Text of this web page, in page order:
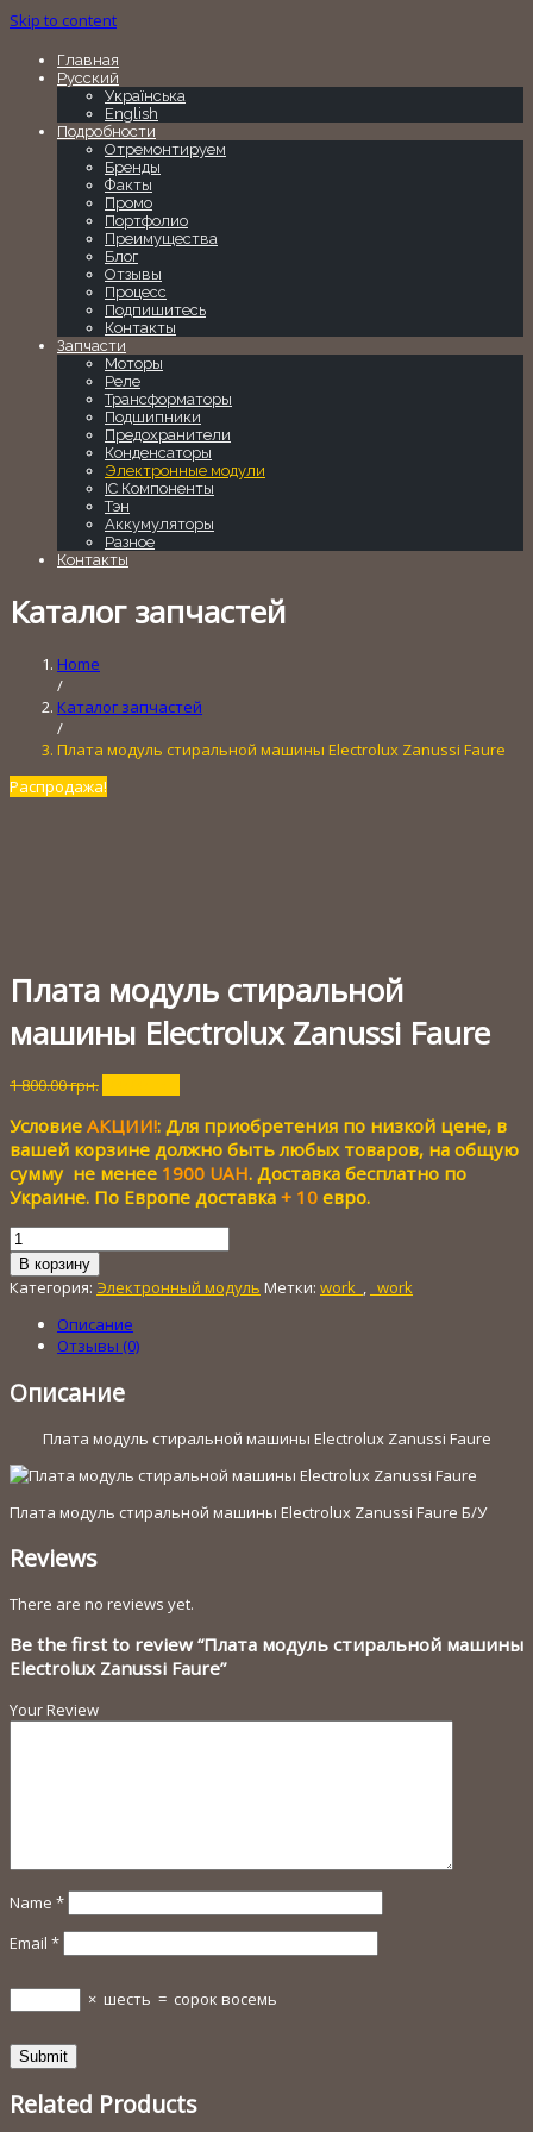
Skip to content
Главная
Русский
Українська
English
Подробности
Отремонтируем
Бренды
Факты
Промо
Портфолио
Преимущества
Блог
Отзывы
Процесс
Подпишитесь
Контакты
Запчасти
Моторы
Реле
Трансформаторы
Подшипники
Предохранители
Конденсаторы
Электронные модули
IC Компоненты
Тэн
Аккумуляторы
Разное
Контакты
Каталог запчастей
Home
/
Каталог запчастей
/
Плата модуль стиральной машины Electrolux Zanussi Faure
Распродажа!
Плата модуль стиральной
машины Electrolux Zanussi Faure
1 800.00грн.
составляла
1
800.00 грн..
300.00 грн..
Условие АКЦИИ!: Для приобретения по низкой цене, в
вашей корзине должно быть любых товаров, на общую
сумму не менее 1900 UAH. Доставка бесплатно по
Украине. По Европе доставка + 10 евро.
Количество
товара
Плата
модуль
стиральной
машины
Zanussi
Faure
В корзину
Категория: Электронный модуль Метки: work_ , _work
Описание
Отзывы (0)
Описание
Плата модуль стиральной машины Electrolux Zanussi Faure
Плата модуль стиральной машины Electrolux Zanussi Faure Б/У
Reviews
There are no reviews yet.
Be the first to review “Плата модуль стиральной машины
Electrolux Zanussi Faure”
Your Review
Name *
Email *
× шесть = сорок восемь
Related Products